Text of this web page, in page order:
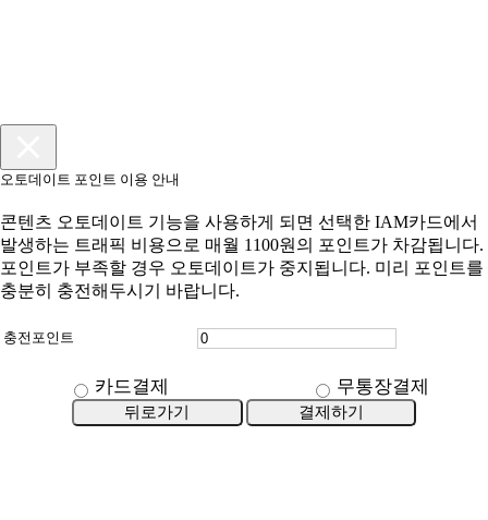
오토데이트 포인트 이용 안내
콘텐츠 오토데이트 기능을 사용하게 되면 선택한 IAM카드에서
발생하는 트래픽 비용으로 매월 1100원의 포인트가 차감됩니다.
포인트가 부족할 경우 오토데이트가 중지됩니다. 미리 포인트를
충분히 충전해두시기 바랍니다.
충전포인트
카드결제 무통장결제
뒤로가기 결제하기